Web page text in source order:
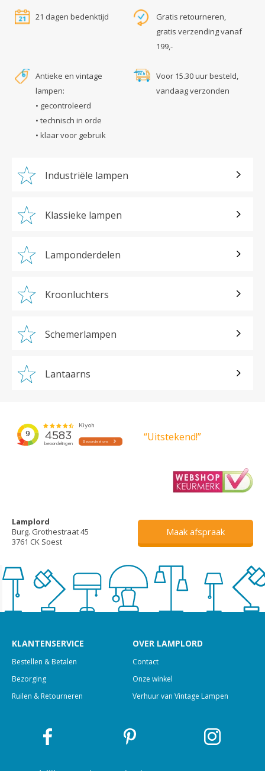
21 dagen bedenktijd
Gratis retourneren,
gratis verzending vanaf
199,-
Antieke en vintage
lampen:
• gecontroleerd
• technisch in orde
• klaar voor gebruik
Voor 15.30 uur besteld,
vandaag verzonden
Industriële lampen
Klassieke lampen
Lamponderdelen
Kroonluchters
Schemerlampen
Lantaarns
“Uitstekend!”
Lamplord
Burg. Grothestraat 45
3761 CK Soest
Maak afspraak
KLANTENSERVICE
Bestellen & Betalen
Bezorging
Ruilen & Retourneren
OVER LAMPLORD
Contact
Onze winkel
Verhuur van Vintage Lampen